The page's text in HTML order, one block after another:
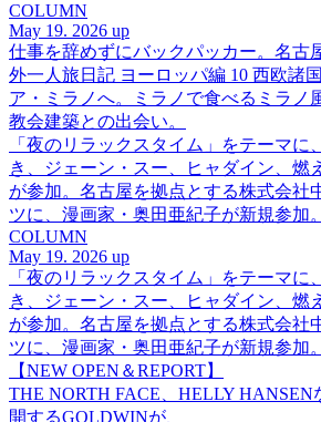
COLUMN
May 19. 2026 up
仕事を辞めずにバックパッカー。名古
外一人旅日記 ヨーロッパ編 10 西欧諸
ア・ミラノへ。ミラノで食べるミラノ
教会建築との出会い。
「夜のリラックスタイム」をテーマに
き、ジェーン・スー、ヒャダイン、燃
が参加。名古屋を拠点とする株式会社
ツに、漫画家・奥田亜紀子が新規参加。
COLUMN
May 19. 2026 up
「夜のリラックスタイム」をテーマに
き、ジェーン・スー、ヒャダイン、燃
が参加。名古屋を拠点とする株式会社
ツに、漫画家・奥田亜紀子が新規参加。
【NEW OPEN＆REPORT】
THE NORTH FACE、HELLY HANSEN
開するGOLDWINが、